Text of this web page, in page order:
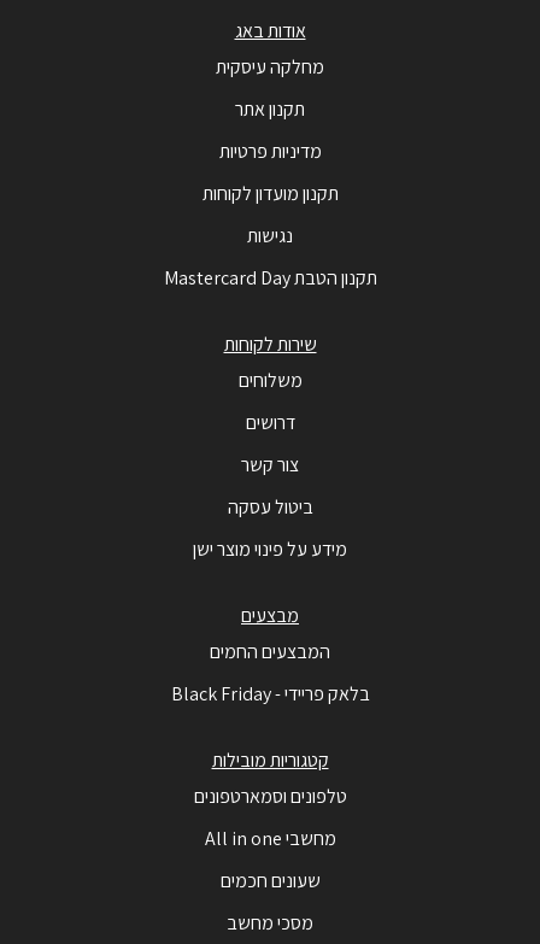
אודות באג
מחלקה עיסקית
תקנון אתר
מדיניות פרטיות
תקנון מועדון לקוחות
נגישות
תקנון הטבת Mastercard Day
שירות לקוחות
משלוחים
דרושים
צור קשר
ביטול עסקה
מידע על פינוי מוצר ישן
מבצעים
המבצעים החמים
בלאק פריידי - Black Friday
קטגוריות מובילות
טלפונים וסמארטפונים
מחשבי All in one
שעונים חכמים
מסכי מחשב